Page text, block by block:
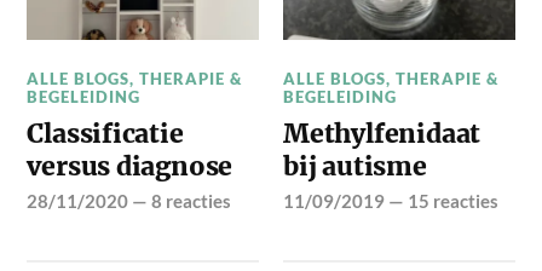
ALLE BLOGS,THERAPIE &
BEGELEIDING
Classificatie
versus diagnose
28/11/2020 —8 reacties
ALLE BLOGS,THERAPIE &
BEGELEIDING
Methylfenidaat
bij autisme
11/09/2019 — 15 reacties